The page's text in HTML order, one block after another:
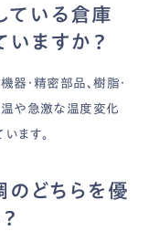
ている倉庫
ますか？
・精密部品、樹脂・
温や急激な温度変化
ます。
どちらを優